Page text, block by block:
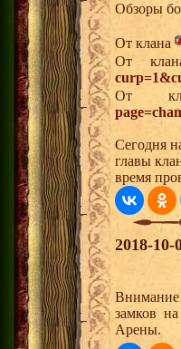
Обзоры
От клана
От
От
Сегодня
главы
время
2018-
замков
Арены.